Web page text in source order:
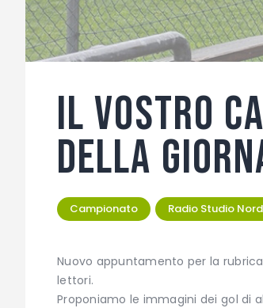
Il vostro
della
Campionato Radio Studio Nord
Nuovo appuntamento per la
lettori.
Proponiamo le immagini dei gol di